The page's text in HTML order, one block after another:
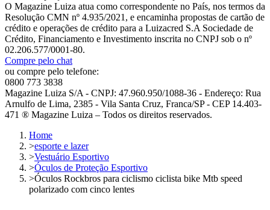
O Magazine Luiza atua como correspondente no País, nos termos da
Resolução CMN nº 4.935/2021, e encaminha propostas de cartão de
crédito e operações de crédito para a Luizacred S.A Sociedade de
Crédito, Financiamento e Investimento inscrita no CNPJ sob o nº
02.206.577/0001-80.
Compre pelo chat
ou compre pelo telefone:
0800 773 3838
Magazine Luiza S/A - CNPJ: 47.960.950/1088-36 - Endereço: Rua
Arnulfo de Lima, 2385 - Vila Santa Cruz, Franca/SP - CEP 14.403-
471 ® Magazine Luiza – Todos os direitos reservados.
Home
>esporte e lazer
>Vestuário Esportivo
>Óculos de Proteção Esportivo
>Óculos Rockbros para ciclismo ciclista bike Mtb speed
polarizado com cinco lentes